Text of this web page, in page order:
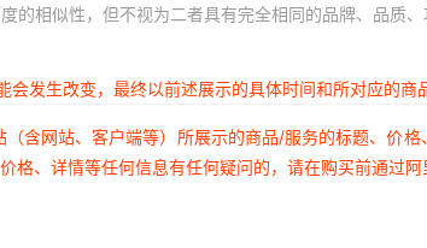
相似性，但不视为二者具有完全相同的品牌、品质、
发生改变，最终以前述展示的具体时间和所对应的商
含网站、客户端等）所展示的商品/服务的标题、价
、详情等任何信息有任何疑问的，请在购买前通过